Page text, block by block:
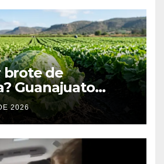
brote de
Guanajuato
sus
2026